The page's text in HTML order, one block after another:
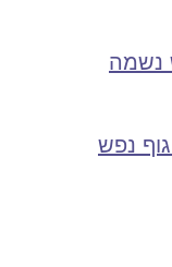
נשמה
נפש